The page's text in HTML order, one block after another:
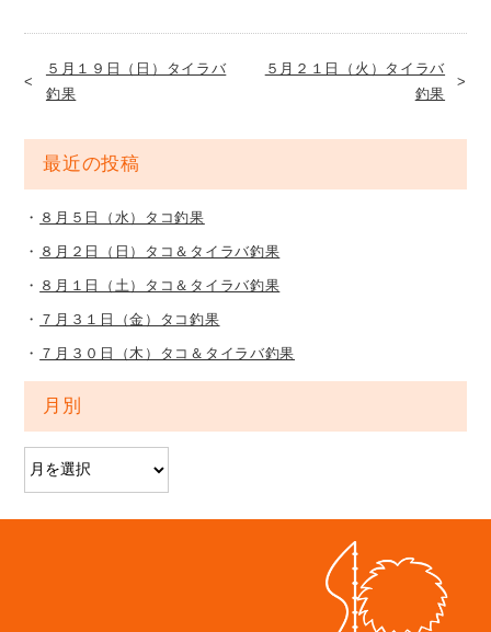
５月１９日（日）タイラバ
釣果
５月２１日（火）タイラバ
釣果
最近の投稿
８月５日（水）タコ釣果
８月２日（日）タコ＆タイラバ釣果
８月１日（土）タコ＆タイラバ釣果
７月３１日（金）タコ釣果
７月３０日（木）タコ＆タイラバ釣果
月別